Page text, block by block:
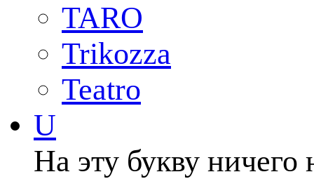
TARO
Trikozza
Teatro
U
На эту букву ничего